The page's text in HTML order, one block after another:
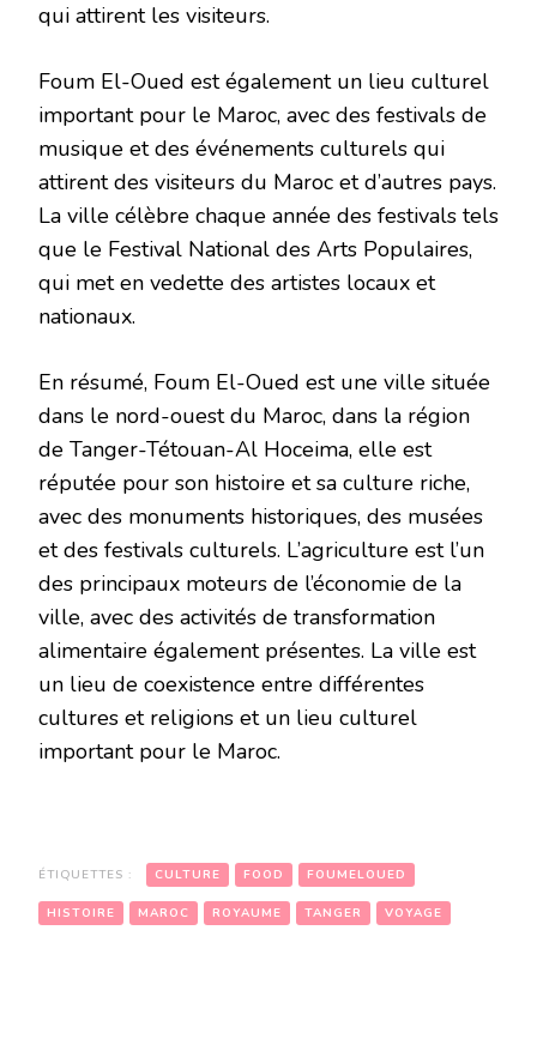
qui attirent les visiteurs.
Foum El-Oued est également un lieu culturel
important pour le Maroc, avec des festivals de
musique et des événements culturels qui
attirent des visiteurs du Maroc et d’autres pays.
La ville célèbre chaque année des festivals tels
que le Festival National des Arts Populaires,
qui met en vedette des artistes locaux et
nationaux.
En résumé, Foum El-Oued est une ville située
dans le nord-ouest du Maroc, dans la région
de Tanger-Tétouan-Al Hoceima, elle est
réputée pour son histoire et sa culture riche,
avec des monuments historiques, des musées
et des festivals culturels. L’agriculture est l’un
des principaux moteurs de l’économie de la
ville, avec des activités de transformation
alimentaire également présentes. La ville est
un lieu de coexistence entre différentes
cultures et religions et un lieu culturel
important pour le Maroc.
ÉTIQUETTES : CULTURE FOOD FOUMELOUED
HISTOIRE MAROC ROYAUME TANGER VOYAGE